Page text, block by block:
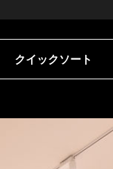
クイックソート